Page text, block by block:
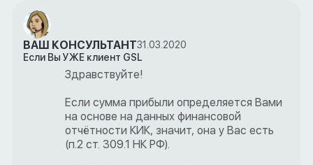
ВАШ КОНСУЛЬТАНТ31.03.2020
Если Вы УЖЕ клиент GSL
Здравствуйте!
Если сумма прибыли определяется Вами
на основе на данных финансовой
отчётности КИК, значит, она у Вас есть
(п.2 ст. 309.1 НК РФ).